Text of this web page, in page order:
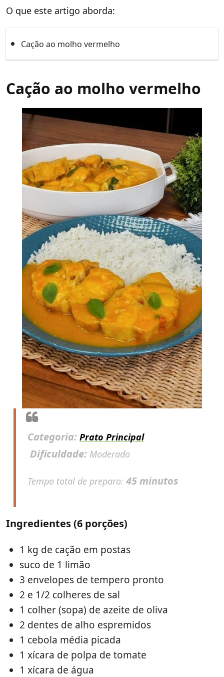
O que este artigo aborda:
Cação ao molho vermelho
Cação ao molho vermelho
Categoria: Prato Principal
Dificuldade: Moderado
Tempo total de preparo: 45 minutos
Ingredientes (6 porções)
1 kg de cação em postas
suco de 1 limão
3 envelopes de tempero pronto
2 e 1/2 colheres de sal
1 colher (sopa) de azeite de oliva
2 dentes de alho espremidos
1 cebola média picada
1 xícara de polpa de tomate
1 xícara de água